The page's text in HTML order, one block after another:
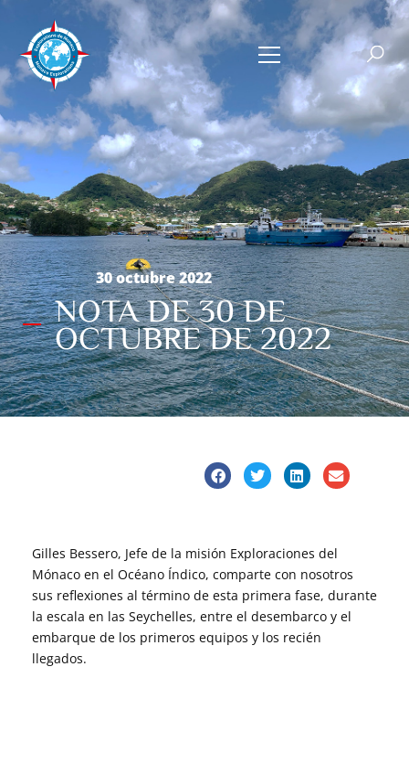
30 octubre 2022
NOTA DE 30 DE
OCTUBRE DE 2022
Gilles Bessero, Jefe de la misión Exploraciones del
Mónaco en el Océano Índico, comparte con nosotros
sus reflexiones al término de esta primera fase, durante
la escala en las Seychelles, entre el desembarco y el
embarque de los primeros equipos y los recién
llegados.